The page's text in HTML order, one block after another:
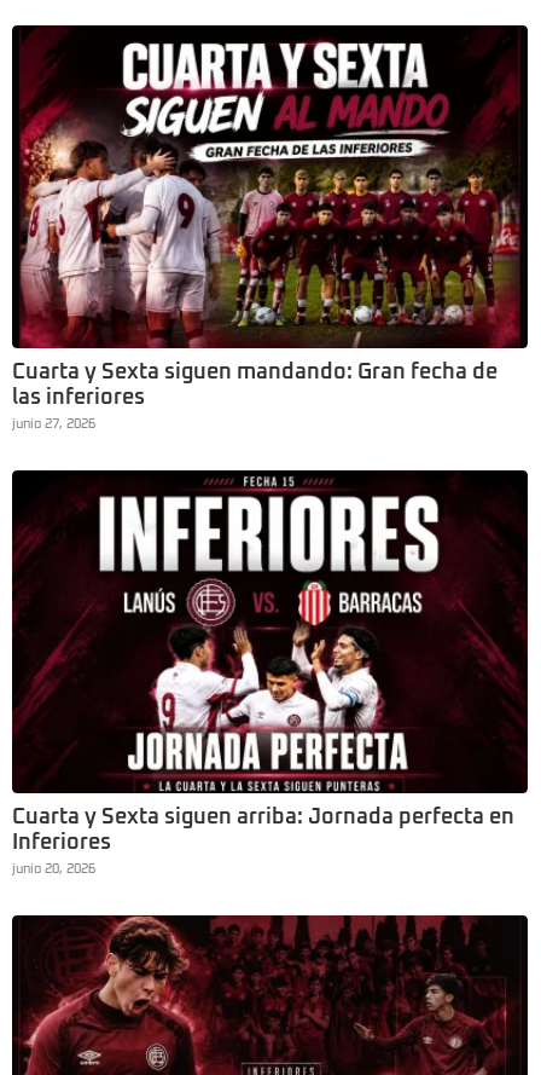
Cuarta y Sexta siguen mandando: Gran fecha de
las inferiores
junio 27, 2026
Cuarta y Sexta siguen arriba: Jornada perfecta en
Inferiores
junio 20, 2026